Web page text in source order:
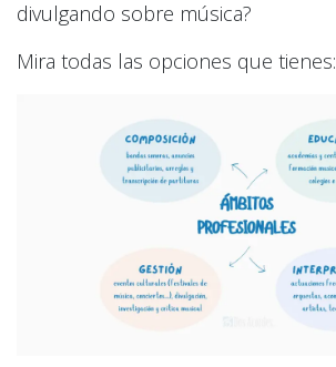
divulgando sobre música?
Mira todas las opciones que tienes: